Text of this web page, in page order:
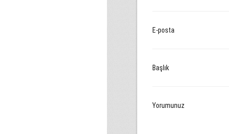
E-posta
Başlık
Yorumunuz